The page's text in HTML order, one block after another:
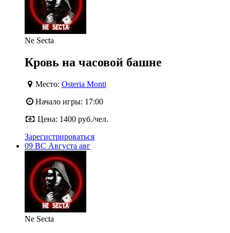
Ne Secta
Кровь на часовой башне
Место: Osteria Monti
Начало игры: 17:00
Цена: 1400 руб./чел.
Зарегистрироваться
09 ВС Августа авг
Ne Secta